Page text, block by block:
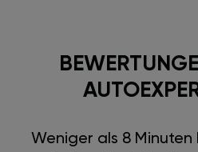
Weniger als 8